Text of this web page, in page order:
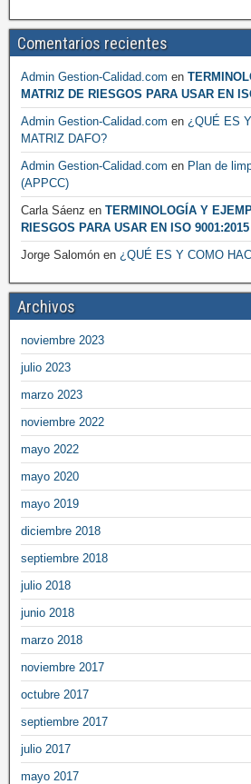
Comentarios recientes
Admin Gestion-Calidad.com en
MATRIZ DE RIESGOS PARA USAR EN
Admin Gestion-Calidad.com en ¿QUÉ ES
MATRIZ DAFO?
Admin Gestion-Calidad.com en Plan de
(APPCC)
Carla Sáenz en TERMINOLOGÍA Y
RIESGOS PARA USAR EN ISO 9001:2015
Jorge Salomón en ¿QUÉ ES Y COMO
Archivos
noviembre 2023
julio 2023
marzo 2023
noviembre 2022
mayo 2022
mayo 2020
mayo 2019
diciembre 2018
septiembre 2018
julio 2018
junio 2018
marzo 2018
noviembre 2017
octubre 2017
septiembre 2017
julio 2017
mayo 2017